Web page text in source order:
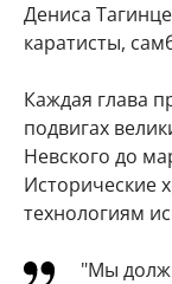
Дениса
каратисты,
Каждая глава
подвигах
Невского до
Исторические
технологиям
"Мы